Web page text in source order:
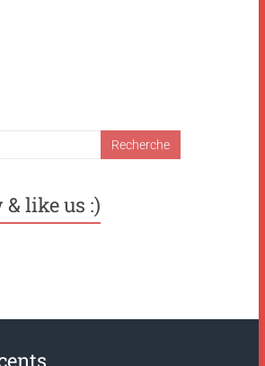
like us :)